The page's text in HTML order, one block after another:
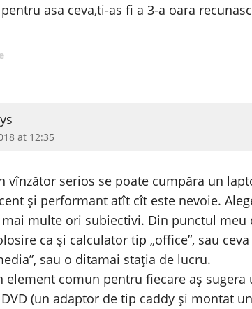
asa ceva,ti-as fi a 3-a oara
at 12:35
vînzător serios se poate cumpăra un
și performant atît cît este nevoie.
mai multe ori subiectivi. Din punctul
ca și calculator tip „office”, sau
sau o ditamai stația de lucru.
element comun pentru fiecare aș
(un adaptor de tip caddy și montat